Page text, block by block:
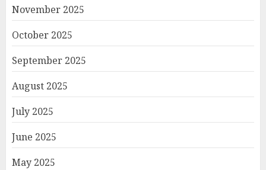
November 2025
October 2025
September 2025
August 2025
July 2025
June 2025
May 2025